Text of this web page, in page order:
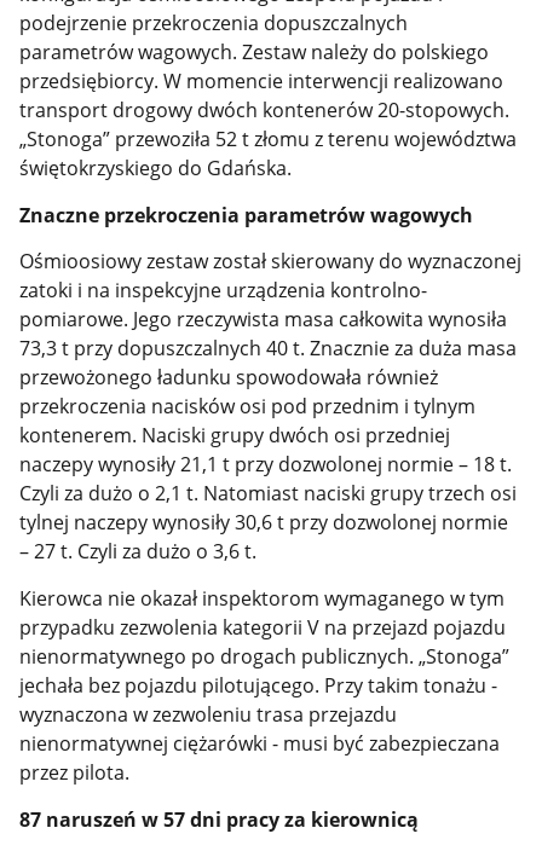
podejrzenie przekroczenia dopuszczalnych
parametrów wagowych. Zestaw należy do polskiego
przedsiębiorcy. W momencie interwencji realizowano
transport drogowy dwóch kontenerów 20-stopowych.
„Stonoga” przewoziła 52 t złomu z terenu województwa
świętokrzyskiego do Gdańska.
Znaczne przekroczenia parametrów wagowych
Ośmioosiowy zestaw został skierowany do wyznaczonej
zatoki i na inspekcyjne urządzenia kontrolno-
pomiarowe. Jego rzeczywista masa całkowita wynosiła
73,3 t przy dopuszczalnych 40 t. Znacznie za duża masa
przewożonego ładunku spowodowała również
przekroczenia nacisków osi pod przednim i tylnym
kontenerem. Naciski grupy dwóch osi przedniej
naczepy wynosiły 21,1 t przy dozwolonej normie – 18 t.
Czyli za dużo o 2,1 t. Natomiast naciski grupy trzech osi
tylnej naczepy wynosiły 30,6 t przy dozwolonej normie
– 27 t. Czyli za dużo o 3,6 t.
Kierowca nie okazał inspektorom wymaganego w tym
przypadku zezwolenia kategorii V na przejazd pojazdu
nienormatywnego po drogach publicznych. „Stonoga”
jechała bez pojazdu pilotującego. Przy takim tonażu -
wyznaczona w zezwoleniu trasa przejazdu
nienormatywnej ciężarówki - musi być zabezpieczana
przez pilota.
87 naruszeń w 57 dni pracy za kierownicą